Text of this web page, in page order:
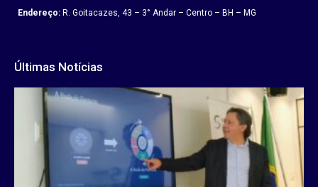
Endereço: R. Goitacazes, 43 – 3° Andar – Centro – BH – MG
Últimas Notícias